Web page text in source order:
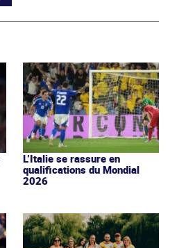
L’Italie se rassure en
qualifications du Mondial
2026